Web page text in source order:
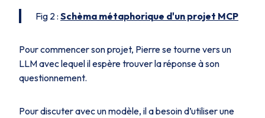
Fig 2 : Schèma métaphorique d'un projet MCP
Pour commencer son projet, Pierre se tourne vers un
LLM avec lequel il espère trouver la réponse à son
questionnement.
Pour discuter avec un modèle, il a besoin d’utiliser une